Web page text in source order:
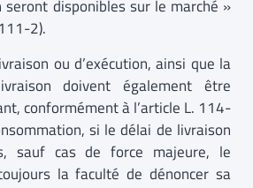
seront disponibles sur le marché »
2).
ou d’exécution, ainsi que la
doivent également être
conformément à l’article L. 114-
si le délai de livraison
sauf cas de force majeure, le
la faculté de dénoncer sa